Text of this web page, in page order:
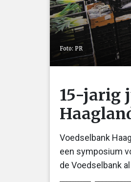
Foto: PR
15-jarig
Voedselbank
een symposium
de Voedselbank